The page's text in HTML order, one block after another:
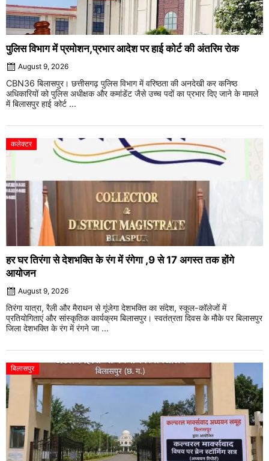
पुलिस विभाग में प्रमोशन,प्रभार आदेश पर हाई कोर्ट की अंतरिम रोक
August 9, 2026
CBN36 बिलासपुर। छत्तीसगढ़ पुलिस विभाग में वरिष्ठता की अनदेखी कर कनिष्ठ
अधिकारियों को पुलिस अधीक्षक और कमांडेंट जैसे उच्च पदों का प्रभार दिए जाने के मामले
में बिलासपुर हाई कोर्ट ...
कलेक्टर
हर घर तिरंगा से देशभक्ति के रंग में रंगेगा ,9 से 17 अगस्त तक होंगे
आयोजन
August 9, 2026
तिरंगा यात्रा, रैली और मैराथन से गूंजेगा देशभक्ति का संदेश, स्कूल-कॉलेजों में
प्रतियोगिताएं और सांस्कृतिक कार्यक्रम बिलासपुर। स्वतंत्रता दिवस के मौके पर बिलासपुर
जिला देशभक्ति के रंग में रंगने जा ...
बिलासपुर